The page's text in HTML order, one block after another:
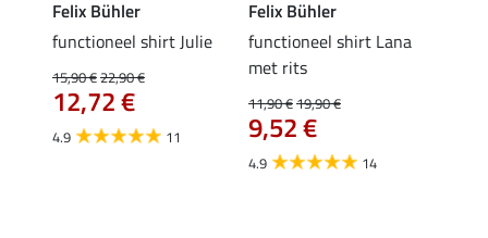
Felix Bühler
functioneel shirt Julie
15,90 €22,90 €
12,72 €
4.9 11
Felix Bühler
functioneel shirt Lana
met rits
11,90 €19,90 €
9,52 €
4.9 14